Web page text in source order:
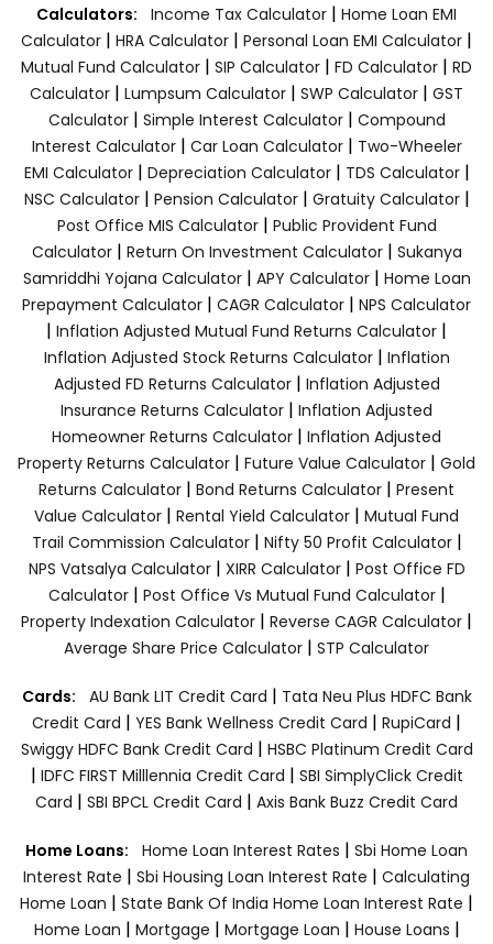
Calculators: Income Tax Calculator | Home Loan EMI
Calculator | HRA Calculator | Personal Loan EMI Calculator |
Mutual Fund Calculator | SIP Calculator | FD Calculator | RD
Calculator | Lumpsum Calculator | SWP Calculator | GST
Calculator| Simple Interest Calculator| Compound
Interest Calculator| Car Loan Calculator| Two-Wheeler
EMI Calculator| Depreciation Calculator| TDS Calculator|
NSC Calculator| Pension Calculator| Gratuity Calculator|
Post Office MIS Calculator| Public Provident Fund
Calculator| Return On Investment Calculator| Sukanya
Samriddhi Yojana Calculator| APY Calculator| Home Loan
Prepayment Calculator | CAGR Calculator | NPS Calculator
| Inflation Adjusted Mutual Fund Returns Calculator |
Inflation Adjusted Stock Returns Calculator| Inflation
Adjusted FD Returns Calculator| Inflation Adjusted
Insurance Returns Calculator | Inflation Adjusted
Homeowner Returns Calculator | Inflation Adjusted
Property Returns Calculator | Future Value Calculator | Gold
Returns Calculator | Bond Returns Calculator | Present
Value Calculator | Rental Yield Calculator | Mutual Fund
Trail Commission Calculator| Nifty 50 Profit Calculator|
NPS Vatsalya Calculator| XIRR Calculator| Post Office FD
Calculator| Post Office Vs Mutual Fund Calculator|
Property Indexation Calculator | Reverse CAGR Calculator |
Average Share Price Calculator | STP Calculator
Cards: AU Bank LIT Credit Card | Tata Neu Plus HDFC Bank
Credit Card | YES Bank Wellness Credit Card | RupiCard |
Swiggy HDFC Bank Credit Card | HSBC Platinum Credit Card
| IDFC FIRST Milllennia Credit Card | SBI SimplyClick Credit
Card | SBI BPCL Credit Card | Axis Bank Buzz Credit Card
Home Loans: Home Loan Interest Rates | Sbi Home Loan
Interest Rate | Sbi Housing Loan Interest Rate | Calculating
Home Loan | State Bank Of India Home Loan Interest Rate |
Home Loan | Mortgage | Mortgage Loan | House Loans |